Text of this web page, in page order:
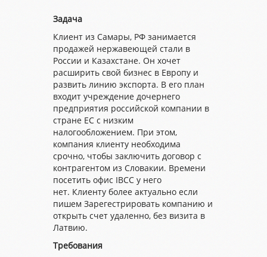
Задача
Клиент из Самары, РФ занимается
продажей нержавеющей стали в
России и Казахстане. Он хочет
расширить свой бизнес в Европу и
развить линию экспорта. В его план
входит учреждение дочернего
предприятия российской компании в
стране ЕС с низким
налогообложением. При этом,
компания клиенту необходима
срочно, чтобы заключить договор с
контрагентом из Словакии. Времени
посетить офис IBCC у него
нет. Клиенту более актуально если
пишем Зарегестрировать компанию и
открыть счет удаленно, без визита в
Латвию.
Требования